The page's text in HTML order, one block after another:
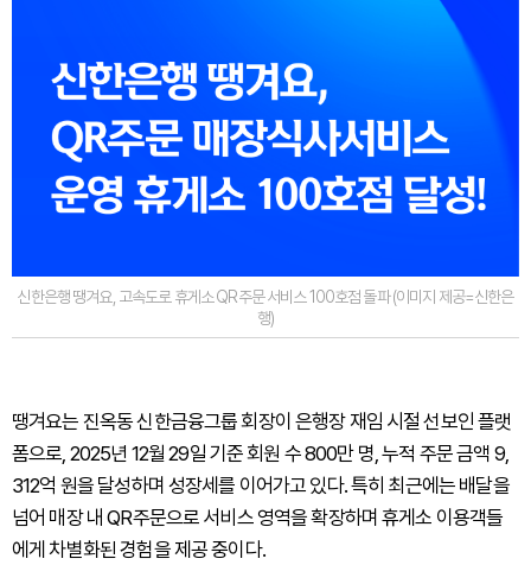
신한은행 땡겨요, 고속도로 휴게소 QR주문 서비스 100호점 돌파 (이미지 제공=신한은
행)
땡겨요는 진옥동 신한금융그룹 회장이 은행장 재임 시절 선보인 플랫
폼으로, 2025년 12월 29일 기준 회원 수 800만 명, 누적 주문 금액 9,
312억 원을 달성하며 성장세를 이어가고 있다. 특히 최근에는 배달을
넘어 매장 내 QR주문으로 서비스 영역을 확장하며 휴게소 이용객들
에게 차별화된 경험을 제공 중이다.